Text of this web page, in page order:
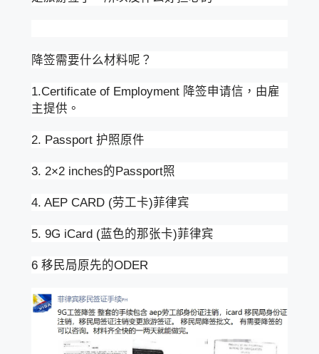
降签需要什么材料呢？
1.Certificate of Employment 降签申请信，由雇
主提供。
2. Passport 护照原件
3. 2×2 inches的Passport照
4. AEP CARD (劳工卡)菲律宾
5. 9G iCard (蓝色的那张卡)菲律宾
6 移民局原先的ODER